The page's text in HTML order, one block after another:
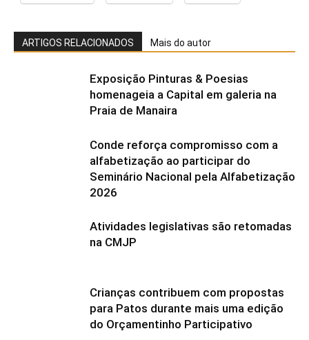
ARTIGOS RELACIONADOS Mais do autor
Exposição Pinturas & Poesias
homenageia a Capital em galeria na
Praia de Manaira
Conde reforça compromisso com a
alfabetização ao participar do
Seminário Nacional pela Alfabetização
2026
Atividades legislativas são retomadas
na CMJP
Crianças contribuem com propostas
para Patos durante mais uma edição
do Orçamentinho Participativo